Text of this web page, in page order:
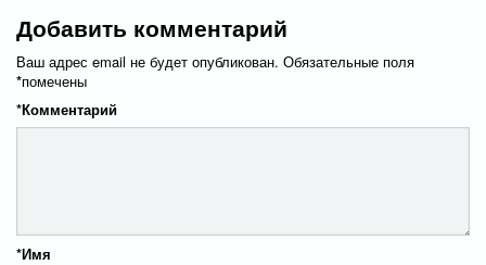
Добавить комментарий
Ваш адрес email не будет опубликован. Обязательные поля
помечены
*
Комментарий
*
Имя
*